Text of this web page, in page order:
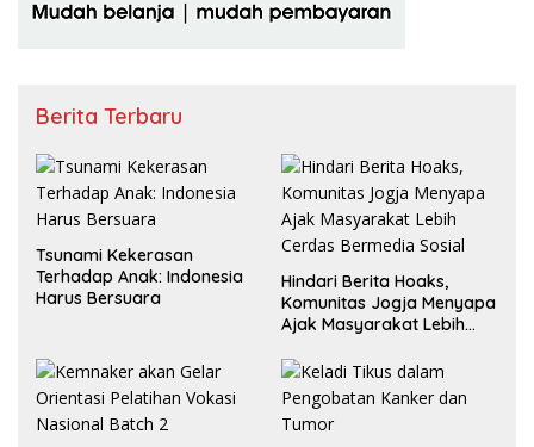
Berita Terbaru
Tsunami Kekerasan
Terhadap Anak: Indonesia
Harus Bersuara
Hindari Berita Hoaks,
Komunitas Jogja Menyapa
Ajak Masyarakat Lebih